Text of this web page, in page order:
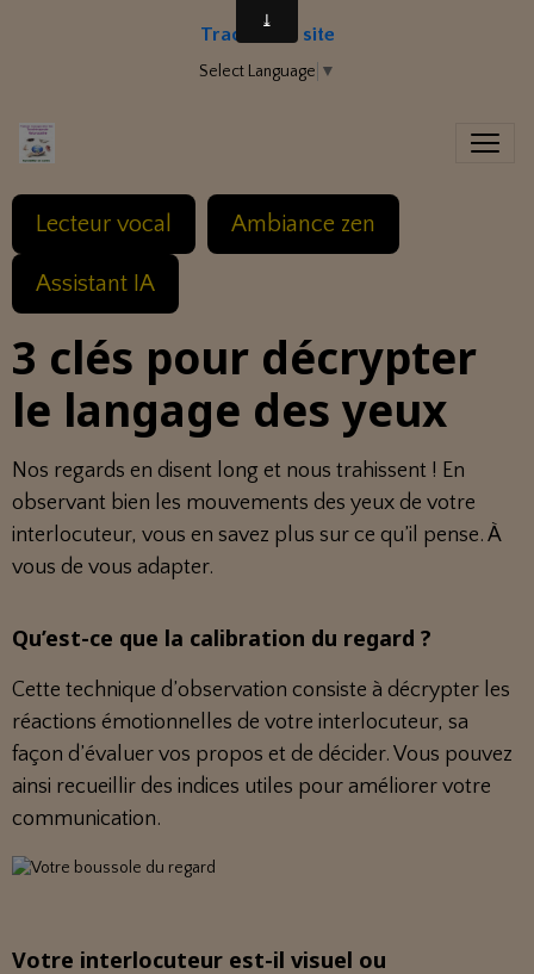
Traduire le site
Select Language ▼
Lecteur vocal Ambiance zen
Assistant IA
3 clés pour décrypter
le langage des yeux
Nos regards en disent long et nous trahissent ! En
observant bien les mouvements des yeux de votre
interlocuteur, vous en savez plus sur ce qu’il pense. À
vous de vous adapter.
Qu’est-ce que la calibration du regard ?
Cette technique d’observation consiste à décrypter les
réactions émotionnelles de votre interlocuteur, sa
façon d’évaluer vos propos et de décider. Vous pouvez
ainsi recueillir des indices utiles pour améliorer votre
communication.
Votre interlocuteur est-il visuel ou